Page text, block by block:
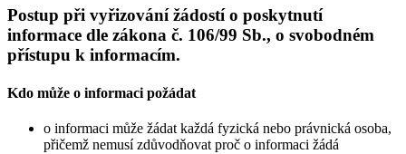
Postup při vyřizování žádostí o poskytnutí
informace dle zákona č. 106/99 Sb., o svobodném
přístupu k informacím.
Kdo může o informaci požádat
o informaci může žádat každá fyzická nebo právnická osoba,
přičemž nemusí zdůvodňovat proč o informaci žádá